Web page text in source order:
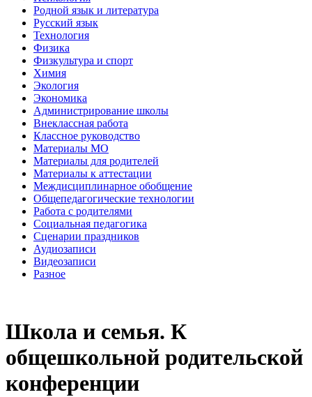
Родной язык и литература
Русский язык
Технология
Физика
Физкультура и спорт
Химия
Экология
Экономика
Администрирование школы
Внеклассная работа
Классное руководство
Материалы МО
Материалы для родителей
Материалы к аттестации
Междисциплинарное обобщение
Общепедагогические технологии
Работа с родителями
Социальная педагогика
Сценарии праздников
Аудиозаписи
Видеозаписи
Разное
Школа и семья. К
общешкольной родительской
конференции